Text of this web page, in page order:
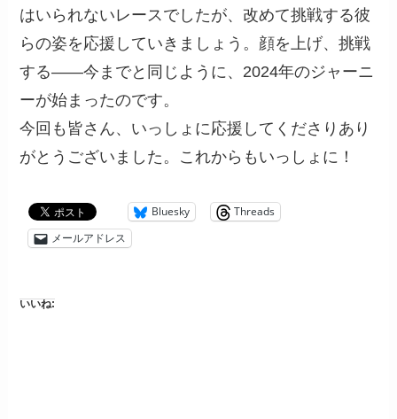
はいられないレースでしたが、改めて挑戦する彼
らの姿を応援していきましょう。顔を上げ、挑戦
する――今までと同じように、2024年のジャーニ
ーが始まったのです。
今回も皆さん、いっしょに応援してくださりあり
がとうございました。これからもいっしょに！
Bluesky
Threads
メールアドレス
いいね: